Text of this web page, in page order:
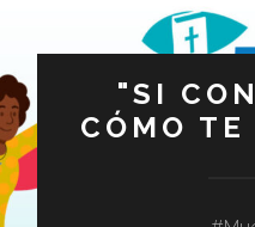
"SI
CÓMO